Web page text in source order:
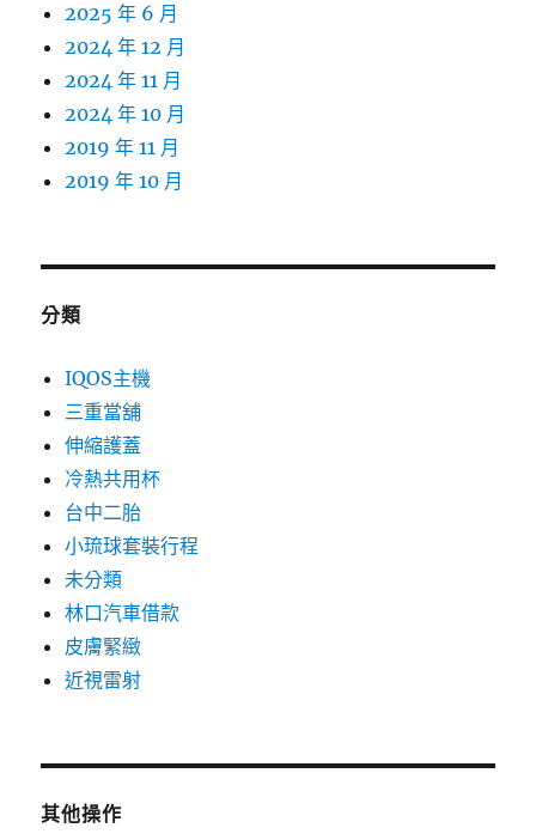
2025 年 6 月
2024 年 12 月
2024 年 11 月
2024 年 10 月
2019 年 11 月
2019 年 10 月
分類
IQOS主機
三重當舖
伸縮護蓋
冷熱共用杯
台中二胎
小琉球套裝行程
未分類
林口汽車借款
皮膚緊緻
近視雷射
其他操作